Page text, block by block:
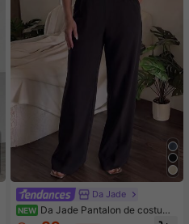
Da Jade
NEW Da Jade Pantalon de costume
élégant pour femme multicolore à t